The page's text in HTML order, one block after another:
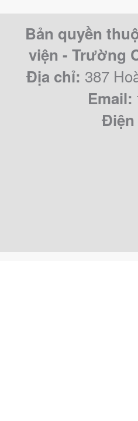
CAO ĐẲNG
QUY KHÓA
Bản quyền
viện - Trường
Địa chỉ: 387
Email:
Điện